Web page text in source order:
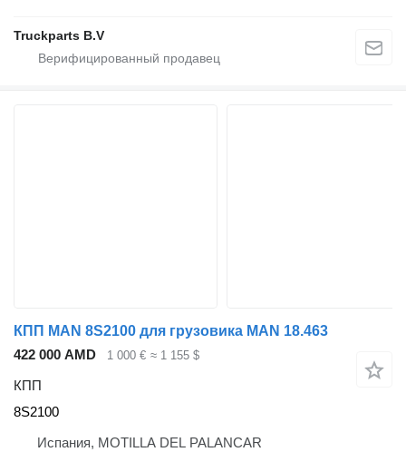
Truckparts B.V
КПП MAN 8S2100 для грузовика MAN 18.463
422 000 AMD
1 000 € ≈ 1 155 $
КПП
8S2100
Испания, MOTILLA DEL PALANCAR